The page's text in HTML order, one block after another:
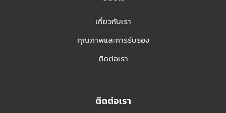
เกี่ยวกับเรา
คุณภาพและการรับรอง
ติดต่อเรา
ติดต่อเรา